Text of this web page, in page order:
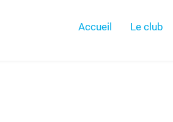
Accueil Le club